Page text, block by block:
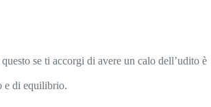
se ti accorgi di avere un calo dell’udito è
e di equilibrio.